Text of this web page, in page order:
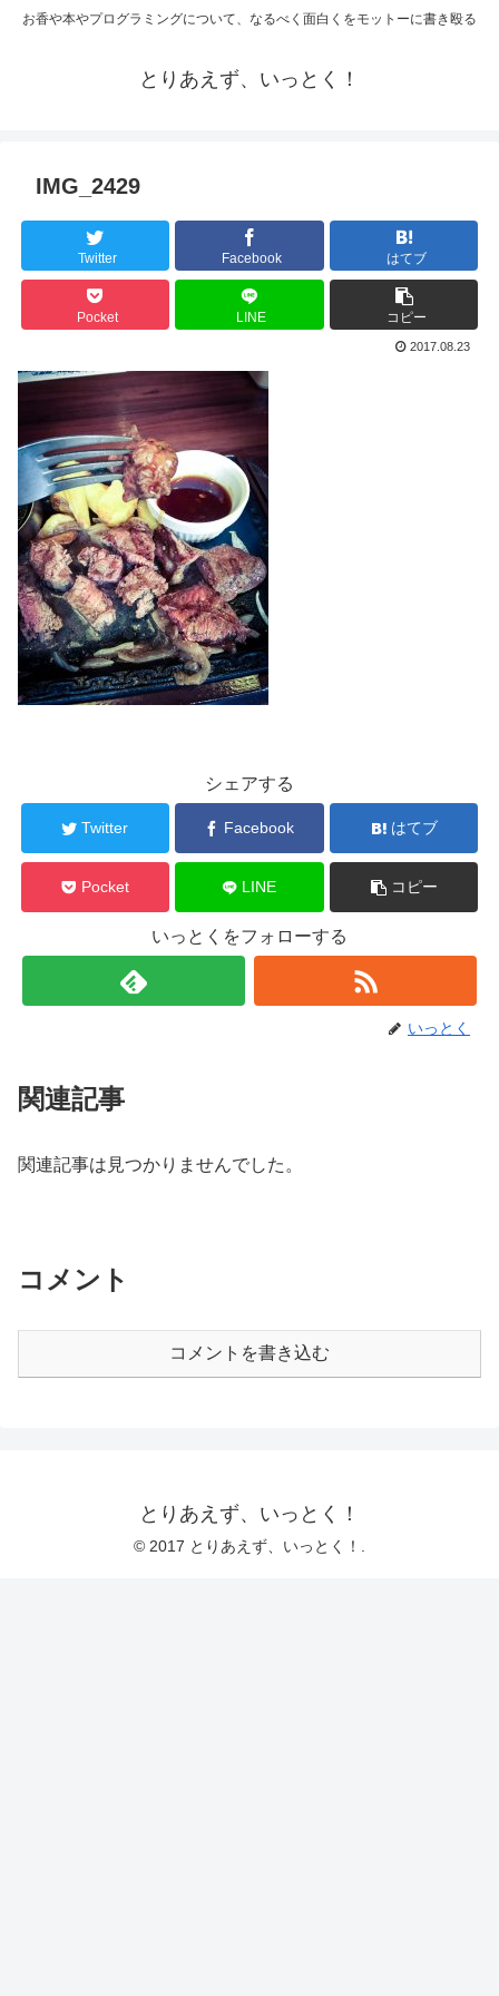
お香や本やプログラミングについて、なるべく面白くをモットーに書き殴る
とりあえず、いっとく！
IMG_2429
Twitter Facebook はてブ
Pocket LINE コピー
2017.08.23
シェアする
Twitter Facebook はてブ
Pocket LINE コピー
いっとくをフォローする
いっとく
関連記事
関連記事は見つかりませんでした。
コメント
コメントを書き込む
とりあえず、いっとく！
© 2017 とりあえず、いっとく！.